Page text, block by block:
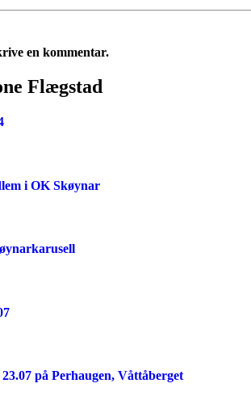
en kommentar.
Flægstad
i OK Skøynar
på Perhaugen, Våttåberget